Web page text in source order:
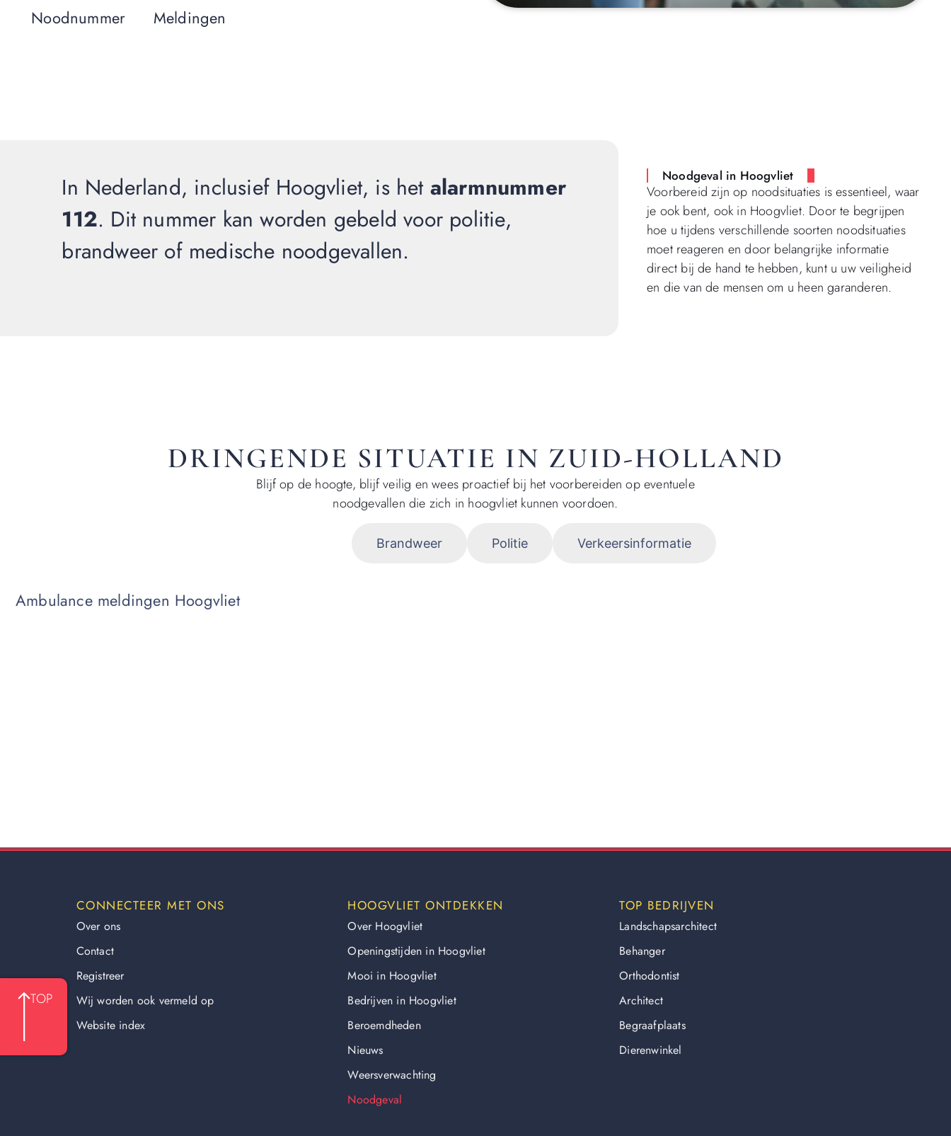
TOP
Noodnummer Meldingen
In Nederland, inclusief Hoogvliet, is het alarmnummer
112. Dit nummer kan worden gebeld voor politie,
brandweer of medische noodgevallen.
Noodgeval in Hoogvliet
Voorbereid zijn op noodsituaties is essentieel, waar
je ook bent, ook in Hoogvliet. Door te begrijpen
hoe u tijdens verschillende soorten noodsituaties
moet reageren en door belangrijke informatie
direct bij de hand te hebben, kunt u uw veiligheid
en die van de mensen om u heen garanderen.
DRINGENDE SITUATIE IN ZUID-HOLLAND
Blijf op de hoogte, blijf veilig en wees proactief bij het voorbereiden op eventuele
noodgevallen die zich in hoogvliet kunnen voordoen.
Brandweer Politie Verkeersinformatie
Ambulance meldingen Hoogvliet
CONNECTEER MET ONS
Over ons
Contact
Registreer
Wij worden ook vermeld op
Website index
HOOGVLIET ONTDEKKEN
Over Hoogvliet
Openingstijden in Hoogvliet
Mooi in Hoogvliet
Bedrijven in Hoogvliet
Beroemdheden
Nieuws
Weersverwachting
Noodgeval
TOP BEDRIJVEN
Landschapsarchitect
Behanger
Orthodontist
Architect
Begraafplaats
Dierenwinkel